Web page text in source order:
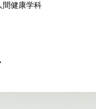
間健康学科